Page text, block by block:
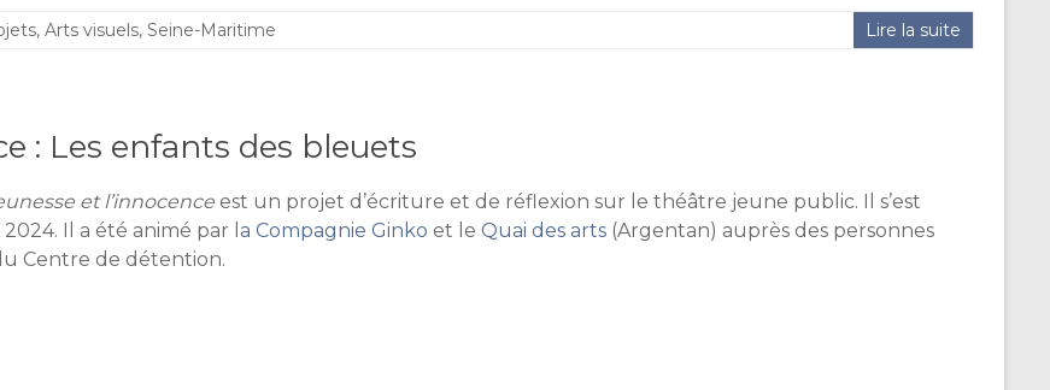
, Arts visuels, Seine-Maritime Lire la suite
: Les enfants des bleuets
et l’innocence est un projet d’écriture et de réflexion sur le théâtre jeune public. Il s’est
Il a été animé par la Compagnie Ginko et le Quai des arts (Argentan) auprès des personnes
Centre de détention.